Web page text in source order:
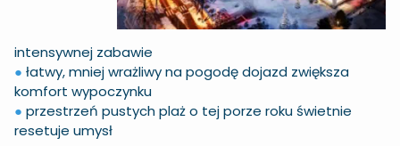
intensywnej zabawie
● łatwy, mniej wrażliwy na pogodę dojazd zwiększa
komfort wypoczynku
● przestrzeń pustych plaż o tej porze roku świetnie
resetuje umysł